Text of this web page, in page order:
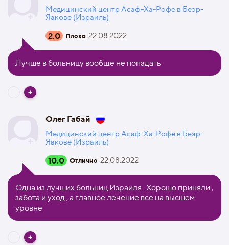
Медицинский центр Асаф-Ха-Рофе в Беэр-
Яакове (Израиль)
2.0 Плохо 22.08.2022
Лучше в больницу вообще не попадать
Олег Габай
Медицинский центр Асаф-Ха-Рофе в Беэр-
Яакове (Израиль)
10.0 Отлично 22.08.2022
Одна из лучших больниц Израиля . Хорошо приняли ,
забота и уход , а главное лечение все на высшем
уровне